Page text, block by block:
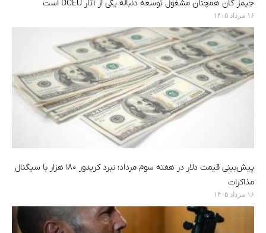
جیمز گان همچنان مشغول توسعه دنباله یکی از آثار DCEU است
۱۶ مرداد ۱۴۰۵
پیش‌بینی قیمت دلار در هفته سوم مرداد؛ نبرد کریدور ۱۸۰ هزار با سیگنال
مذاکرات
۱۶ مرداد ۱۴۰۵